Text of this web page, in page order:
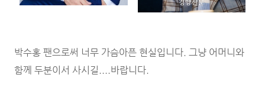
박수홍 팬으로써 너무 가슴아픈 현실입니다. 그냥 어머니와
함께 두분이서 사시길....바랍니다.